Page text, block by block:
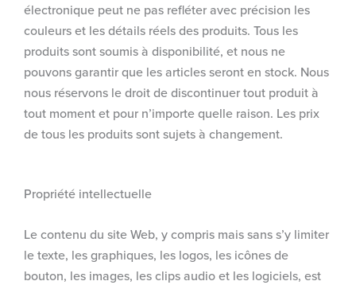
électronique peut ne pas refléter avec précision les
couleurs et les détails réels des produits. Tous les
produits sont soumis à disponibilité, et nous ne
pouvons garantir que les articles seront en stock. Nous
nous réservons le droit de discontinuer tout produit à
tout moment et pour n’importe quelle raison. Les prix
de tous les produits sont sujets à changement.
Propriété intellectuelle
Le contenu du site Web, y compris mais sans s’y limiter
le texte, les graphiques, les logos, les icônes de
bouton, les images, les clips audio et les logiciels, est